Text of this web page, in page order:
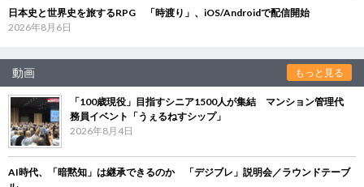
日本史と世界史を旅するRPG 「時渡り」、iOS/Androidで配信開始
2026年8月6日
動画 もっと見る
「100歳現役」目指すシニア1500人が集結 マンション管理代
務員イベント「うぇるねすシップ」
2026年8月4日
AI時代、「暗黙知」は継承できるのか 「デジブレ」説明会／ラウンドテーブ